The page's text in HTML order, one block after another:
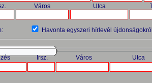
Város Utca
Havonta egyszeri hírlevél
Irsz. Város
Utca